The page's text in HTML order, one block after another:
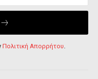
Πολιτική Απορρήτου